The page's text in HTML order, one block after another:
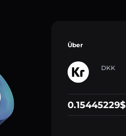
Über
DKK
0.15445229$